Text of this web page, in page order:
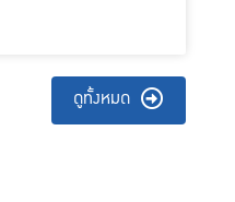
ดูทั้งหมด